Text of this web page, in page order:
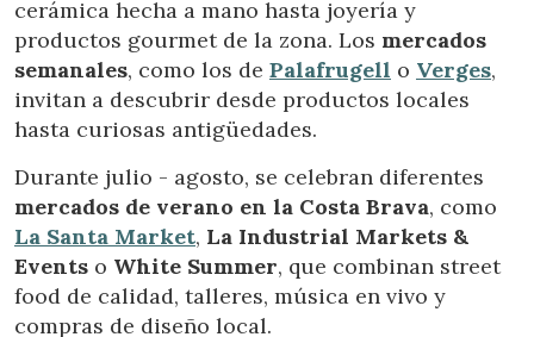
cerámica hecha a mano hasta joyería y
productos gourmet de la zona. Los mercados
semanales, como los de Palafrugell o Verges,
invitan a descubrir desde productos locales
hasta curiosas antigüedades.
Durante julio - agosto, se celebran diferentes
mercados de verano en la Costa Brava, como
La Santa Market, La Industrial Markets &
Events o White Summer, que combinan street
food de calidad, talleres, música en vivo y
compras de diseño local.